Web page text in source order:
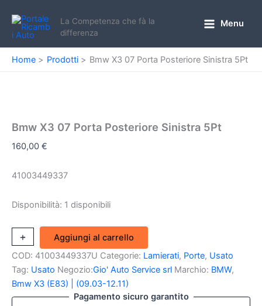
contenuto
La Competenza che fà la
differenza
Menu
Menu
Home Prodotti Bmw X3 07 Porta Posteriore Sinistra 5Pt
Bmw X3 07 Porta Posteriore Sinistra 5Pt
160,00 €
41003449337
Disponibilità: 1 disponibili
-
Bmw
X3
07
Porta
Posteriore
+
Aggiungi al carrello
COD: 41003449337U Categorie: Lamierati, Porte, Usato
Tag: Usato Negozio:Gio' Auto Service srl Marchio: BMW,
Bmw X3 (E83) | (09.03-12.11)
Pagamento sicuro garantito